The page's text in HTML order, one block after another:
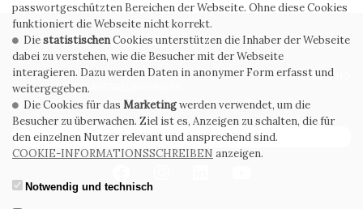
PRIVACY POLICY COOKIE POLICY
ALLGEMEINE
VERKAUFSBEDINGUNGEN
WHISTLEBLOWING
ABONNIEREN SIE DEN NEWSLETTER
passwortgeschützten Bereichen der Webseite. Ohne diese Cookies
funktioniert die Webseite nicht korrekt.
DiestatistischenCookies unterstützen die Inhaber der Webseite
dabei zu verstehen, wie die Besucher mit der Webseite
interagieren. Dazu werden Daten in anonymer Form erfasst und
weitergegeben.
Die Cookies für das Marketingwerden verwendet, um die
Besucher zu überwachen. Ziel ist es, Anzeigen zu schalten, die für
den einzelnen Nutzer relevant und ansprechend sind.
COOKIE-INFORMATIONSSCHREIBEN anzeigen.
Notwendig und technisch